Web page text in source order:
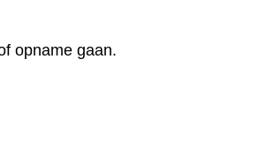
opname gaan.